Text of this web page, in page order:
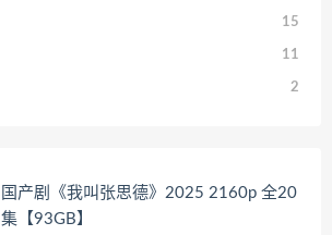
15
11
2
国产剧《我叫张思德》2025 2160p 全20
集【93GB】